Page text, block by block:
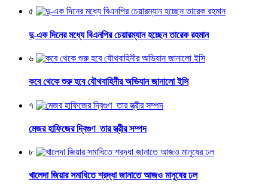
৫
দু-এক দিনের মধ্যে বিএনপির চেয়ারম্যান হচ্ছেন তারেক রহমান
৬
কবে থেকে শুরু হবে যৌথবাহিনীর অভিযান জানালো ইসি
৭
মেজর হাফিজের দ্বিগুণ তার স্ত্রীর সম্পদ
৮
খালেদা জিয়ার সমাধিতে শ্রদ্ধা জানাতে আজও মানুষের ঢল